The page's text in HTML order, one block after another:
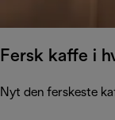
Fersk kaffe i
Nyt den ferskeste